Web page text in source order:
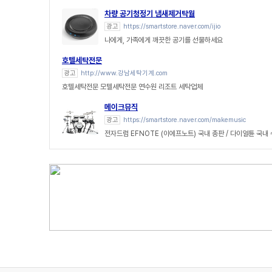
차량 공기청정기 냄새제거탁월
광고 https://smartstore.naver.com/ijio
나에게, 가족에게 깨끗한 공기를 선물하세요
호텔세탁전문
광고 http://www.강남세탁기계.com
호텔세탁전문 모텔세탁전문 연수원 리조트 세탁업체
메이크뮤직
광고 https://smartstore.naver.com/makemusic
전자드럼 EFNOTE (이에프노트) 국내 총판 / 다이얼튠 국내